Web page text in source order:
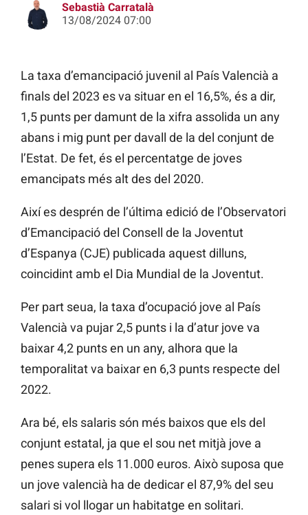
Sebastià Carratalà
13/08/2024 07:00
La taxa d’emancipació juvenil al País Valencià a
finals del 2023 es va situar en el 16,5%, és a dir,
1,5 punts per damunt de la xifra assolida un any
abans i mig punt per davall de la del conjunt de
l’Estat. De fet, és el percentatge de joves
emancipats més alt des del 2020.
Així es desprén de l’última edició de l’Observatori
d’Emancipació del Consell de la Joventut
d’Espanya (CJE) publicada aquest dilluns,
coincidint amb el Dia Mundial de la Joventut.
Per part seua, la taxa d’ocupació jove al País
Valencià va pujar 2,5 punts i la d’atur jove va
baixar 4,2 punts en un any, alhora que la
temporalitat va baixar en 6,3 punts respecte del
2022.
Ara bé, els salaris són més baixos que els del
conjunt estatal, ja que el sou net mitjà jove a
penes supera els 11.000 euros. Això suposa que
un jove valencià ha de dedicar el 87,9% del seu
salari si vol llogar un habitatge en solitari.